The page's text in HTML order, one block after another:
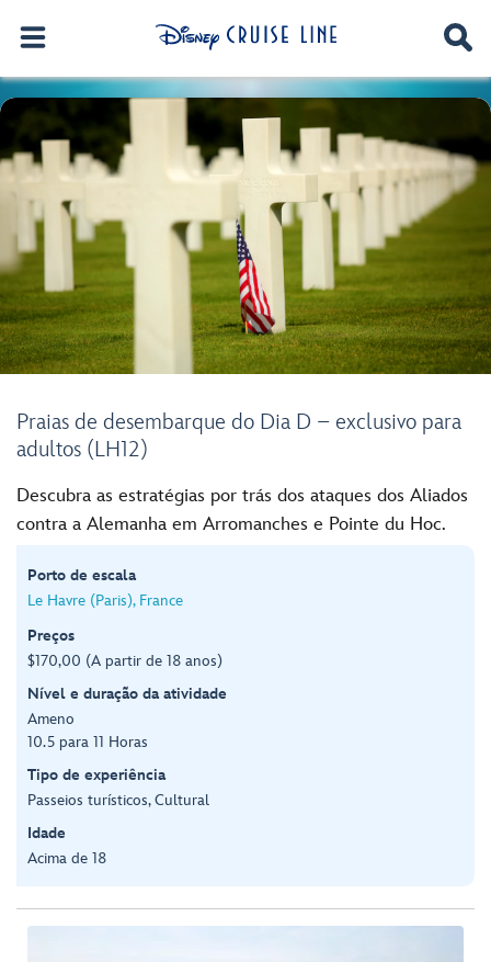
Praias de desembarque do Dia D – exclusivo para
adultos (LH12)
Descubra as estratégias por trás dos ataques dos Aliados
contra a Alemanha em Arromanches e Pointe du Hoc.
Porto de escala
Le Havre (Paris), France
Preços
$170,00 (A partir de 18 anos)
Nível e duração da atividade
Ameno
10.5 para 11 Horas
Tipo de experiência
Passeios turísticos, Cultural
Idade
Acima de 18